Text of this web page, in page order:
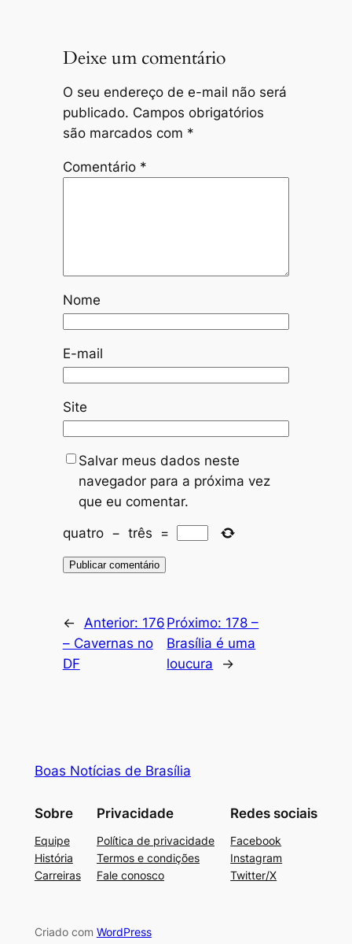
Deixe um comentário
O seu endereço de e-mail não será
publicado. Campos obrigatórios
são marcados com *
Comentário *
Nome
E-mail
Site
Salvar meus dados neste
navegador para a próxima vez
que eu comentar.
quatro − três =
← Anterior: 176
– Cavernas no
DF
Próximo: 178 –
Brasília é uma
loucura
→
Boas Notícias de Brasília
Sobre
Equipe
História
Carreiras
Privacidade
Política de privacidade
Termos e condições
Fale conosco
Redes sociais
Facebook
Instagram
Twitter/X
Criado com WordPress